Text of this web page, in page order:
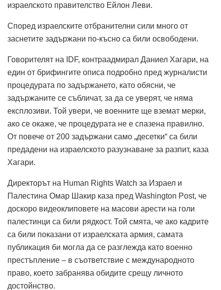
израелското правителство Ейлон Леви.
Според израелските отбранителни сили много от
заснетите задържани по-късно са били освободени.
Говорителят на IDF, контраадмирал Даниел Хагари, на
един от брифингите описа подробно пред журналисти
процедурата по задържането, като обясни, че
задържаните се събличат, за да се уверят, че няма
експлозиви. Той увери, че военните ще вземат мерки,
ако се окаже, че процедурата не е спазена правилно.
От повече от 200 задържани само „десетки“ са били
предадени на израелското разузнаване за разпит, каза
Хагари.
Директорът на Human Rights Watch за Израел и
Палестина Омар Шакир каза пред Washington Post, че
доскоро видеоклиповете на масови арести на голи
палестинци са били рядкост. Той смята, че ако кадрите
са били показани от израелската армия, самата
публикация би могла да се разглежда като военно
престъпление – в съответствие с международното
право, което забранява обидите срещу личното
достойнство.